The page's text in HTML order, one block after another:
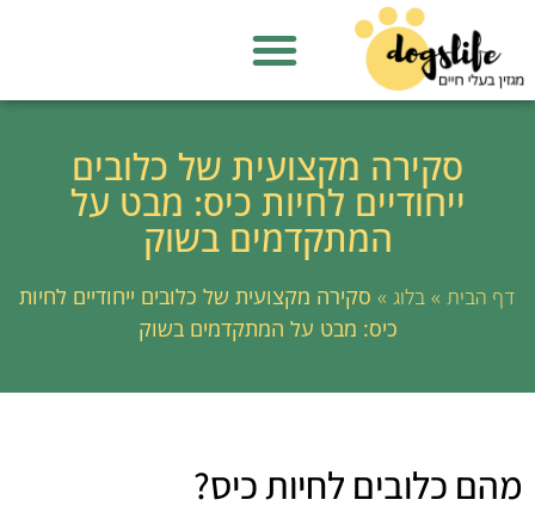
סקירה מקצועית של כלובים
ייחודיים לחיות כיס: מבט על
המתקדמים בשוק
דף הבית » בלוג » סקירה מקצועית של כלובים ייחודיים לחיות
כיס: מבט על המתקדמים בשוק
מהם כלובים לחיות כיס?